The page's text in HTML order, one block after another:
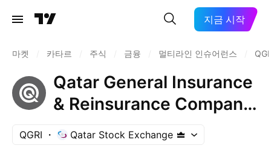
지금 시작
마켓 카타르 주식 금융 멀티라인 인슈어런스
Qatar General Insurance
& Reinsurance Company
Q.P.S.C.
QGRI Qatar Stock Exchange